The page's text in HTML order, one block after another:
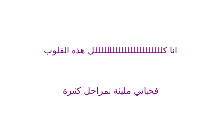
انا كلللللللللللللللللللللللل هذه القلوب
فحياتي مليئة بمراحل كثيرة